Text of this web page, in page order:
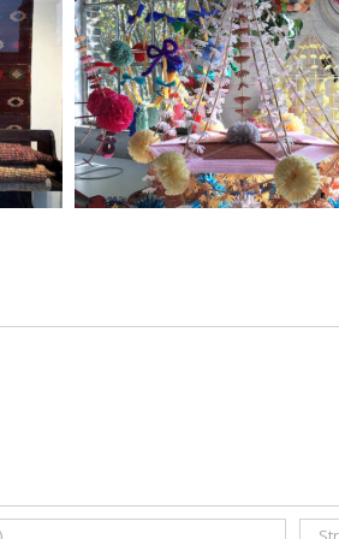
Atlantyda czyli
polska sztuka